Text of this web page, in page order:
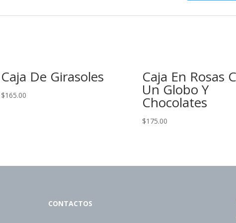
Caja De Girasoles
$165.00
Caja En Rosas
Un Globo Y
Chocolates
$175.00
CONTACTOS